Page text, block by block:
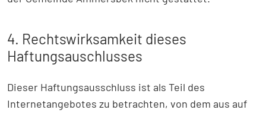
4. Rechtswirksamkeit dieses
Haftungsauschlusses
Dieser Haftungsausschluss ist als Teil des
Internetangebotes zu betrachten, von dem aus auf